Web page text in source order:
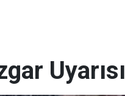
Uyarısı